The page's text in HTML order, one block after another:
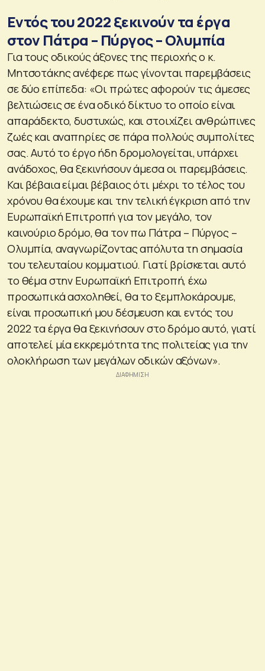
Εντός του 2022 ξεκινούν τα έργα
στον Πάτρα – Πύργος – Ολυμπία
Για τους οδικούς άξονες της περιοχής ο κ.
Μητσοτάκης ανέφερε πως γίνονται παρεμβάσεις
σε δύο επίπεδα: «Οι πρώτες αφορούν τις άμεσες
βελτιώσεις σε ένα οδικό δίκτυο το οποίο είναι
απαράδεκτο, δυστυχώς, και στοιχίζει ανθρώπινες
ζωές και αναπηρίες σε πάρα πολλούς συμπολίτες
σας. Αυτό το έργο ήδη δρομολογείται, υπάρχει
ανάδοχος, θα ξεκινήσουν άμεσα οι παρεμβάσεις.
Και βέβαια είμαι βέβαιος ότι μέχρι το τέλος του
χρόνου θα έχουμε και την τελική έγκριση από την
Ευρωπαϊκή Επιτροπή για τον μεγάλο, τον
καινούριο δρόμο, θα τον πω Πάτρα – Πύργος –
Ολυμπία, αναγνωρίζοντας απόλυτα τη σημασία
του τελευταίου κομματιού. Γιατί βρίσκεται αυτό
το θέμα στην Ευρωπαϊκή Επιτροπή, έχω
προσωπικά ασχοληθεί, θα το ξεμπλοκάρουμε,
είναι προσωπική μου δέσμευση και εντός του
2022 τα έργα θα ξεκινήσουν στο δρόμο αυτό, γιατί
αποτελεί μία εκκρεμότητα της πολιτείας για την
ολοκλήρωση των μεγάλων οδικών αξόνων».